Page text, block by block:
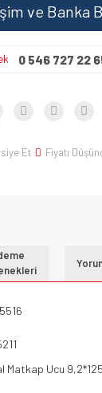
ve Banka
0 546 727 22
Et Fiyatı
Matkap Ucu